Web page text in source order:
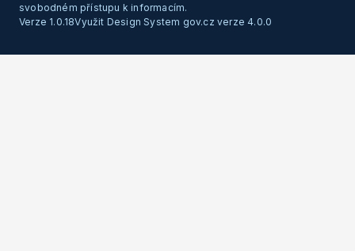
svobodném přístupu k informacím.
Verze 1.0.18Využit Design System gov.cz verze 4.0.0